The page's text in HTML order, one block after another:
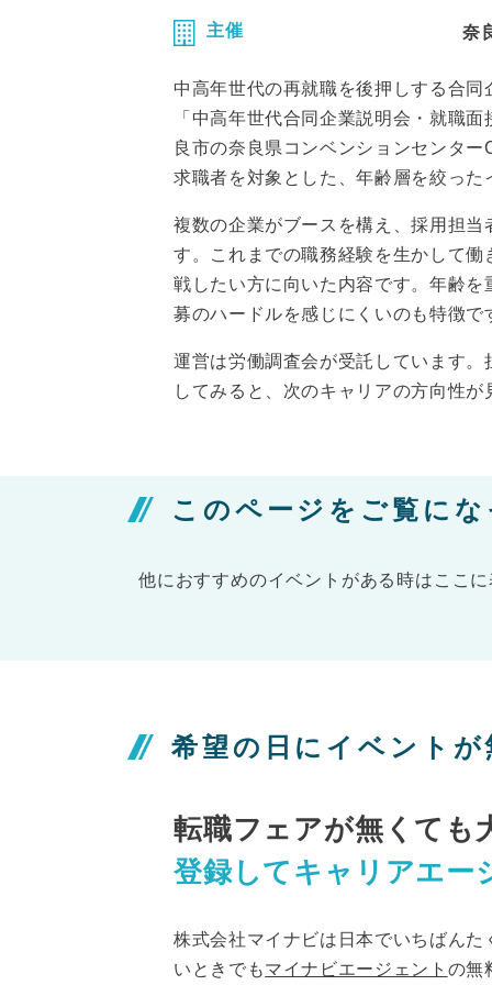
主催 奈
中高年世代の再就職を後押しする合
「中高年世代合同企業説明会・就職
良市の奈良県コンベンションセンタ
求職者を対象とした、年齢層を絞った
複数の企業がブースを構え、採用担
す。これまでの職務経験を生かして
戦したい方に向いた内容です。年齢
募のハードルを感じにくいのも特徴で
運営は労働調査会が受託しています
してみると、次のキャリアの方向性が
このページをご覧に
他におすすめのイベントがある時はここに
希望の日にイベント
転職フェアが無くても
登録してキャリアエー
株式会社マイナビは日本でいちばん
いときでもマイナビエージェント の無